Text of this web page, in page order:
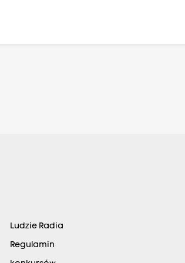
Ludzie Radia
Regulamin